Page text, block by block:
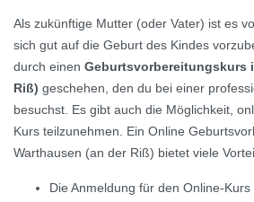
Als zukünftige Mutter (oder Vater) ist es
sich gut auf die Geburt des Kindes
durch einen Geburtsvorbereitungskurs
Riß) geschehen, den du bei einer
besuchst. Es gibt auch die Möglichkeit,
Kurs teilzunehmen. Ein Online
Warthausen (an der Riß) bietet viele
Die Anmeldung für den Online-